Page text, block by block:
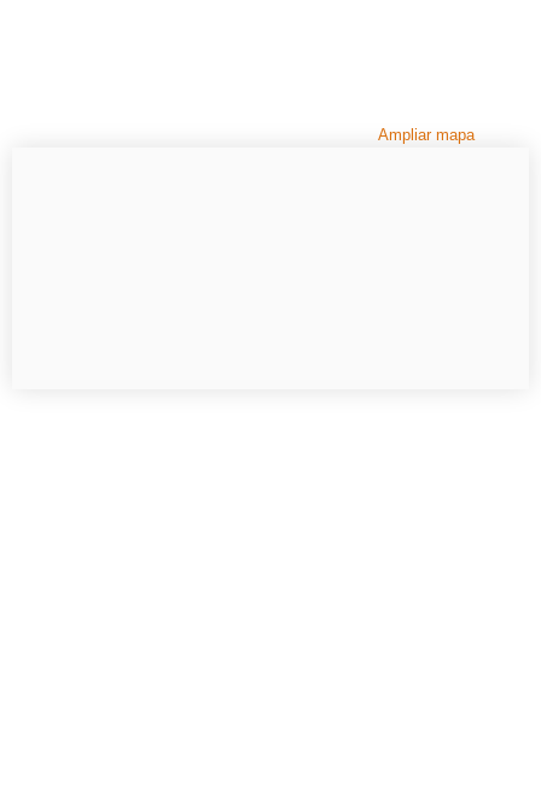
Ampliar mapa